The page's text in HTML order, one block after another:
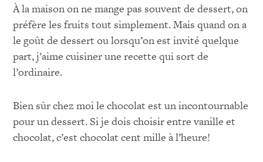
À la maison on ne mange pas souvent de dessert, on
préfère les fruits tout simplement. Mais quand on a
le goût de dessert ou lorsqu’on est invité quelque
part, j’aime cuisiner une recette qui sort de
l’ordinaire.
Bien sûr chez moi le chocolat est un incontournable
pour un dessert. Si je dois choisir entre vanille et
chocolat, c’est chocolat cent mille à l’heure!